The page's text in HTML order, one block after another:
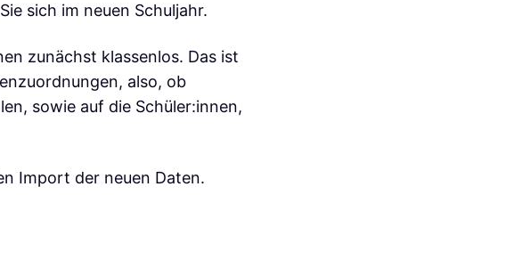
sich im neuen Schuljahr.
zunächst klassenlos. Das ist
also, ob
sowie auf die Schüler:innen,
Import der neuen Daten.